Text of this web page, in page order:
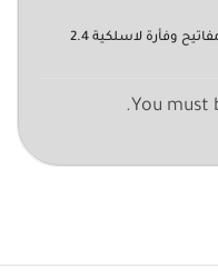
كن أول من يراجع " ميشن مجموعة لوحة مفاتيح وفأرة لاسلكية 2.4
You must